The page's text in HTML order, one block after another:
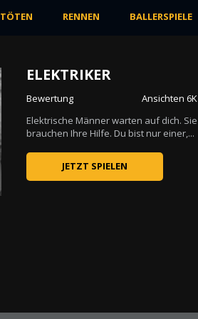
TÖTEN RENNEN BALLERSPIELE
ELEKTRIKER
Bewertung
Ansichten 6K
Elektrische Männer warten auf dich. Sie
brauchen Ihre Hilfe. Du bist nur einer,...
JETZT SPIELEN